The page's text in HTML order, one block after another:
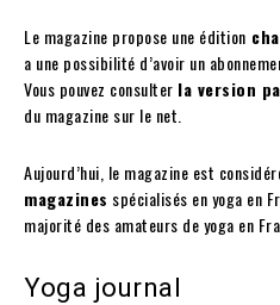
Le magazine propose une édition
a une possibilité d’avoir un
Vous pouvez consulter la version
du magazine sur le net.
Aujourd’hui, le magazine est
magazines spécialisés en yoga en
majorité des amateurs de yoga en
Yoga journal